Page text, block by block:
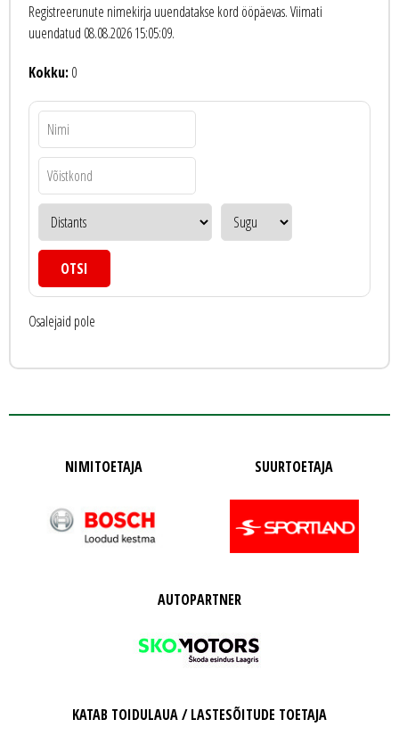
Registreerunute nimekirja uuendatakse kord ööpäevas. Viimati
uuendatud 08.08.2026 15:05:09.
Kokku:0
Osalejaid pole
NIMITOETAJA SUURTOETAJA
AUTOPARTNER
KATAB TOIDULAUA / LASTESÕITUDE TOETAJA